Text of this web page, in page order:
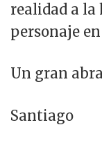
realidad a la
personaje
Un gran
Santiago